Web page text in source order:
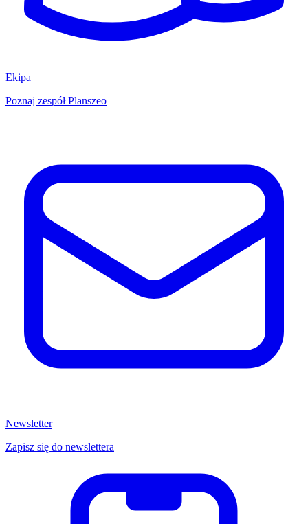
Ekipa
Poznaj zespół Planszeo
Newsletter
Zapisz się do newslettera